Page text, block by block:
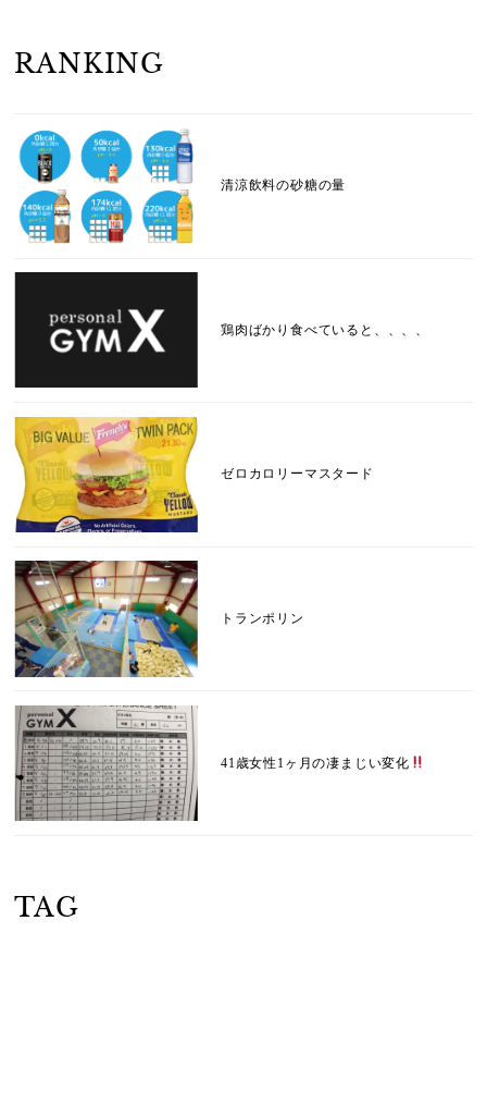
RANKING
清涼飲料の砂糖の量
鶏肉ばかり食べていると、、、、
ゼロカロリーマスタード
トランポリン
41歳女性1ヶ月の凄まじい変化
TAG